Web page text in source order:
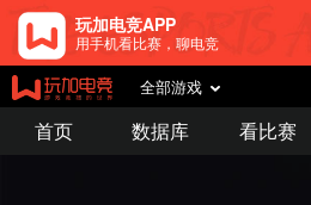
玩加电竞APP
用手机看比赛，聊电竞
全部游戏
首页 数据库 看比赛